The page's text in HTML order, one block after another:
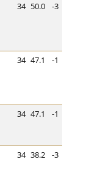
34 50.0 -3
34 47.1 -1
34 47.1 -1
34 38.2 -3